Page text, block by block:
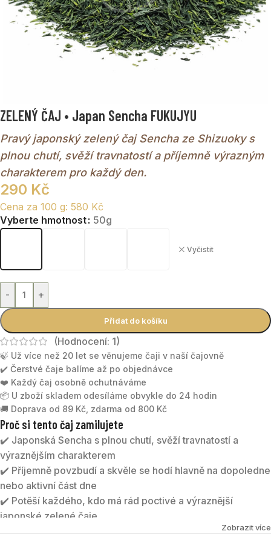
ZELENÝ ČAJ • Japan Sencha FUKUJYU
Pravý japonský zelený čaj Sencha ze Shizuoky s
plnou chutí, svěží travnatostí a příjemně výrazným
charakterem pro každý den.
290 Kč
Cena za 100 g: 580 Kč
Vyberte hmotnost 50g
Vyčistit
- +
Přidat do košíku
(Hodnocení: 1)
🍃 Už více než 20 let se věnujeme čaji v naší čajovně
✔️ Čerstvé čaje balíme až po objednávce
❤️ Každý čaj osobně ochutnáváme
📦 U zboží skladem odesíláme obvykle do 24 hodin
🚚 Doprava od 89 Kč, zdarma od 800 Kč
Proč si tento čaj zamilujete
✔️ Japonská Sencha s plnou chutí, svěží travnatostí a
výraznějším charakterem
✔️ Příjemně povzbudí a skvěle se hodí hlavně na dopoledne
nebo aktivní část dne
✔️ Potěší každého, kdo má rád poctivé a výraznější
japonské zelené čaje
✔️ Kvalitní každodenní Sencha z oblasti Shizuoka naZobrazit více